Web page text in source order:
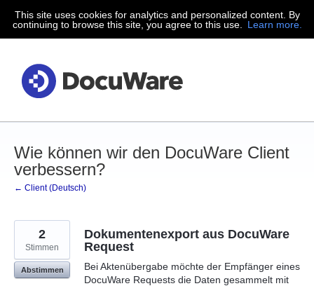
Zum
Inhalt
This site uses cookies for analytics and personalized content. By
continuing to browse this site, you agree to this use.
Learn more.
Wie können wir den DocuWare Client
verbessern?
← Client (Deutsch)
Dokumentenexport aus DocuWare
Request
Bei Aktenübergabe möchte der Empfänger eines
DocuWare Requests die Daten gesammelt mit
2
Stimmen
Abstimmen